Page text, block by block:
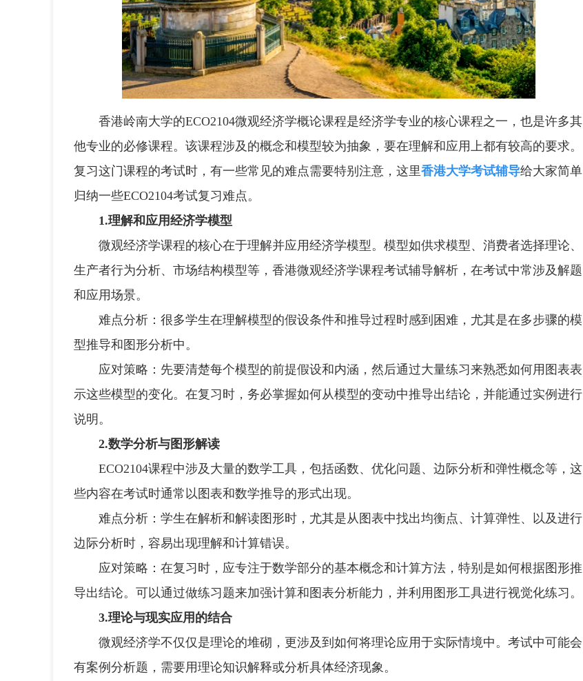
香港岭南大学的ECO2104微观经济学概论课程是经济学专业的核心课程之一，也是许多其
他专业的必修课程。该课程涉及的概念和模型较为抽象，要在理解和应用上都有较高的要求。
复习这门课程的考试时，有一些常见的难点需要特别注意，这里香港大学考试辅导给大家简单
归纳一些ECO2104考试复习难点。
1.理解和应用经济学模型
微观经济学课程的核心在于理解并应用经济学模型。模型如供求模型、消费者选择理论、
生产者行为分析、市场结构模型等，香港微观经济学课程考试辅导解析，在考试中常涉及解题
和应用场景。
难点分析：很多学生在理解模型的假设条件和推导过程时感到困难，尤其是在多步骤的模
型推导和图形分析中。
应对策略：先要清楚每个模型的前提假设和内涵，然后通过大量练习来熟悉如何用图表表
示这些模型的变化。在复习时，务必掌握如何从模型的变动中推导出结论，并能通过实例进行
说明。
2.数学分析与图形解读
ECO2104课程中涉及大量的数学工具，包括函数、优化问题、边际分析和弹性概念等，这
些内容在考试时通常以图表和数学推导的形式出现。
难点分析：学生在解析和解读图形时，尤其是从图表中找出均衡点、计算弹性、以及进行
边际分析时，容易出现理解和计算错误。
应对策略：在复习时，应专注于数学部分的基本概念和计算方法，特别是如何根据图形推
导出结论。可以通过做练习题来加强计算和图表分析能力，并利用图形工具进行视觉化练习。
3.理论与现实应用的结合
微观经济学不仅仅是理论的堆砌，更涉及到如何将理论应用于实际情境中。考试中可能会
有案例分析题，需要用理论知识解释或分析具体经济现象。